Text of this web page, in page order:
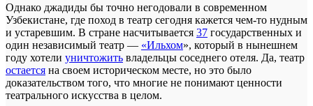
Однако джадиды бы точно негодовали в современном
Узбекистане, где поход в театр сегодня кажется чем-то нудным
и устаревшим. В стране насчитывается 37 государственных и
один независимый театр — «Ильхом», который в нынешнем
году хотели уничтожить владельцы соседнего отеля. Да, театр
остается на своем историческом месте, но это было
доказательством того, что многие не понимают ценности
театрального искусства в целом.